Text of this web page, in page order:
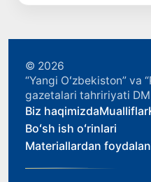
© 2026
“Yangi Oʻzbekiston” va
gazetalari tahririyati DM
Biz haqimizdaMualliflar
Boʻsh ish oʻrinlari
Materiallardan